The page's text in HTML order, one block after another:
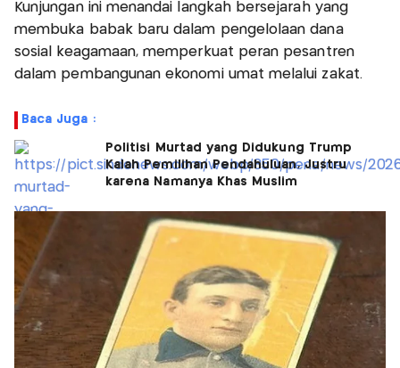
Kunjungan ini menandai langkah bersejarah yang
membuka babak baru dalam pengelolaan dana
sosial keagamaan, memperkuat peran pesantren
dalam pembangunan ekonomi umat melalui zakat.
Baca Juga :
Politisi Murtad yang Didukung Trump
Kalah Pemilihan Pendahuluan, Justru
karena Namanya Khas Muslim